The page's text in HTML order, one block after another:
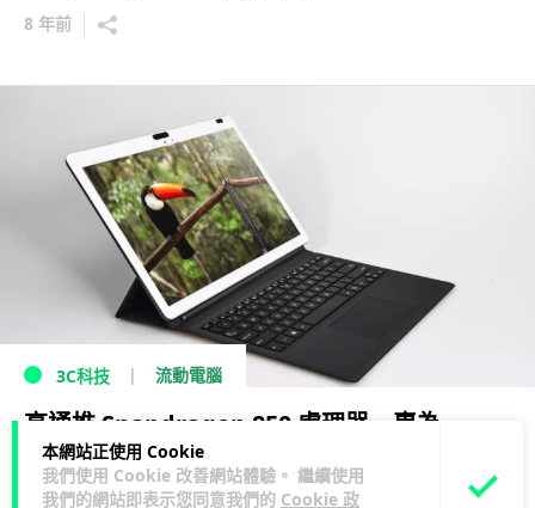
本網站正使用 Cookie
我們使用 Cookie 改善網站體驗。 繼續使用
我們的網站即表示您同意我們的 Cookie 政
8 年前
3C科技 流動電腦
高通推 Snapdragon 850 處理器 專為
Always Connected PC而設
8 年前